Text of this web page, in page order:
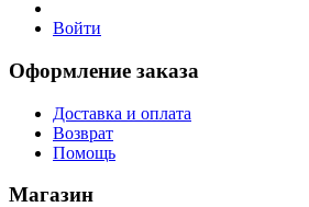
Войти
Оформление заказа
Доставка и оплата
Возврат
Помощь
Магазин